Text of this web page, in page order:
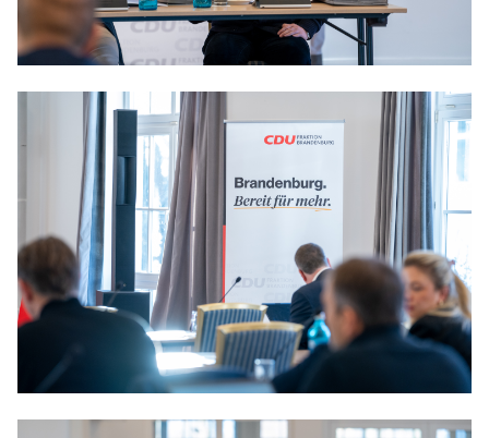
Kleine Anfragen
CDU Deutschland
CDU Fraktion im Brandenburger Landtag
CDU Brandenburg
CDU Potsdam